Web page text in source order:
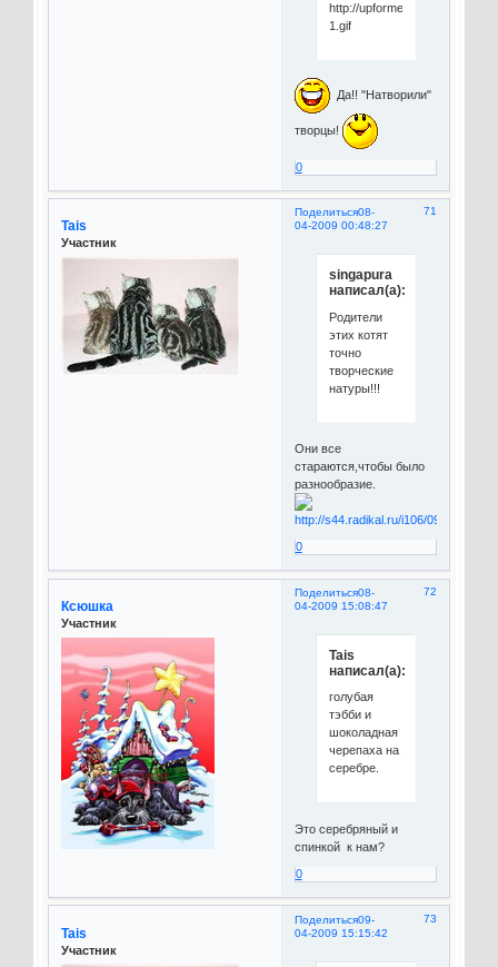
http://upforme.ru/uploads/
1.gif
Да!! "Натворили"
творцы!
0
Поделиться 71
08-
04-2009 00:48:27
Tais
Участник
singapura
написал(а):
Родители
этих котят
точно
творческие
натуры!!!
Они все
стараются,чтобы было
разнообразие.
0
Поделиться 72
08-
04-2009 15:08:47
Ксюшка
Участник
Tais
написал(а):
голубая
тэбби и
шоколадная
черепаха на
серебре.
Это серебряный и
спинкой к нам?
0
Поделиться 73
09-
04-2009 15:15:42
Tais
Участник